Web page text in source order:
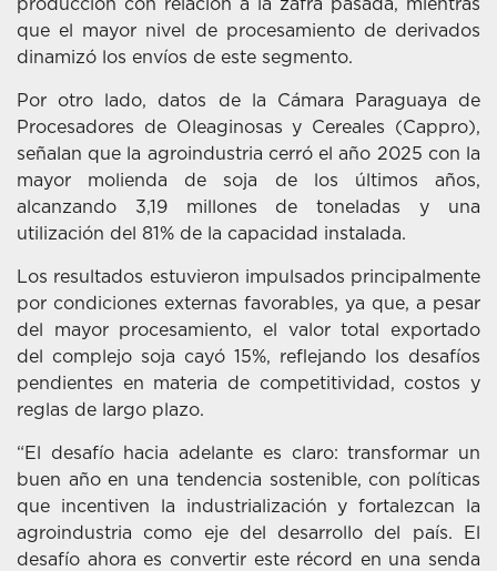
producción con relación a la zafra pasada, mientras
que el mayor nivel de procesamiento de derivados
dinamizó los envíos de este segmento.
Por otro lado, datos de la Cámara Paraguaya de
Procesadores de Oleaginosas y Cereales (Cappro),
señalan que la agroindustria cerró el año 2025 con la
mayor molienda de soja de los últimos años,
alcanzando 3,19 millones de toneladas y una
utilización del 81% de la capacidad instalada.
Los resultados estuvieron impulsados principalmente
por condiciones externas favorables, ya que, a pesar
del mayor procesamiento, el valor total exportado
del complejo soja cayó 15%, reflejando los desafíos
pendientes en materia de competitividad, costos y
reglas de largo plazo.
“El desafío hacia adelante es claro: transformar un
buen año en una tendencia sostenible, con políticas
que incentiven la industrialización y fortalezcan la
agroindustria como eje del desarrollo del país. El
desafío ahora es convertir este récord en una senda